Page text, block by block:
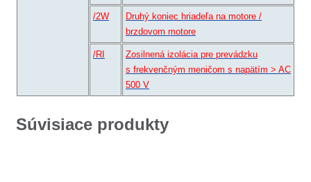
/2W
Druhý koniec hriadeľa na motore /
brzdovom motore
/RI
Zosilnená izolácia pre prevádzku
s frekvenčným meničom s napätím > AC
500 V
Súvisiace produkty